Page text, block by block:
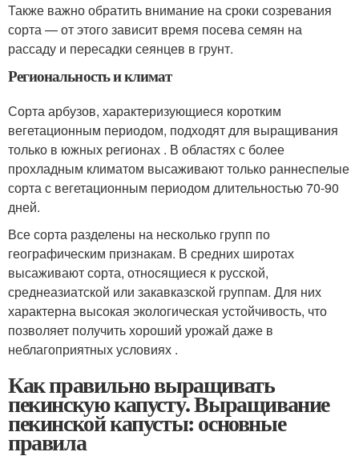
Также важно обратить внимание на сроки созревания
сорта — от этого зависит время посева семян на
рассаду и пересадки сеянцев в грунт.
Региональность и климат
Сорта арбузов, характеризующиеся коротким
вегетационным периодом, подходят для выращивания
только в южных регионах . В областях с более
прохладным климатом высаживают только раннеспелые
сорта с вегетационным периодом длительностью 70-90
дней.
Все сорта разделены на несколько групп по
географическим признакам. В средних широтах
высаживают сорта, относящиеся к русской,
среднеазиатской или закавказской группам. Для них
характерна высокая экологическая устойчивость, что
позволяет получить хороший урожай даже в
неблагоприятных условиях .
Как правильно выращивать
пекинскую капусту. Выращивание
пекинской капусты: основные
правила